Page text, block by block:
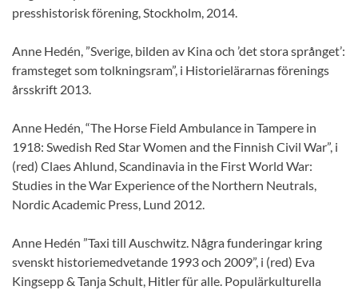
presshistorisk förening, Stockholm, 2014.
Anne Hedén, ”Sverige, bilden av Kina och ’det stora språnget’:
framsteget som tolkningsram”, i Historielärarnas förenings
årsskrift 2013.
Anne Hedén, “The Horse Field Ambulance in Tampere in
1918: Swedish Red Star Women and the Finnish Civil War”, i
(red) Claes Ahlund, Scandinavia in the First World War:
Studies in the War Experience of the Northern Neutrals,
Nordic Academic Press, Lund 2012.
Anne Hedén ”Taxi till Auschwitz. Några funderingar kring
svenskt historiemedvetande 1993 och 2009”, i (red) Eva
Kingsepp & Tanja Schult, Hitler für alle. Populärkulturella